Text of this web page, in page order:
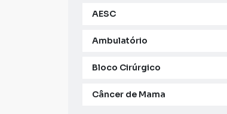
AESC
Ambulatório
Bloco Cirúrgico
Câncer de Mama